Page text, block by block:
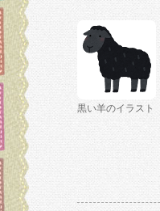
黒い羊のイラスト